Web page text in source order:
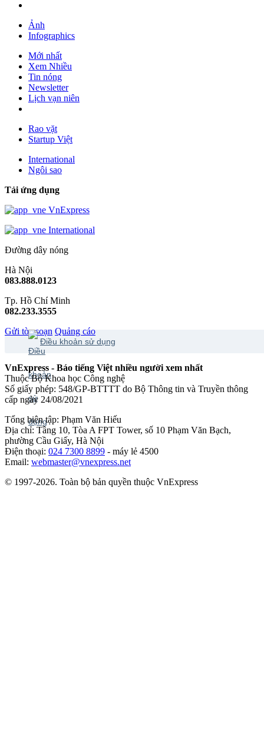
Ảnh
Infographics
Mới nhất
Xem Nhiều
Tin nóng
Newsletter
Lịch vạn niên
Rao vặt
Startup Việt
International
Ngôi sao
Tải ứng dụng
VnExpress
International
Đường dây nóng
Hà Nội
083.888.0123
Tp. Hồ Chí Minh
082.233.3555
Gửi tòa soạn Quảng cáo
Điều khoản sử dụng
VnExpress - Báo tiếng Việt nhiều người xem nhất
Thuộc Bộ Khoa học Công nghệ
Số giấy phép: 548/GP-BTTTT do Bộ Thông tin và Truyền thông
cấp ngày 24/08/2021
Tổng biên tập: Phạm Văn Hiếu
Địa chỉ: Tầng 10, Tòa A FPT Tower, số 10 Phạm Văn Bạch,
phường Cầu Giấy, Hà Nội
Điện thoại: 024 7300 8899 - máy lẻ 4500
Email: webmaster@vnexpress.net
© 1997-2026. Toàn bộ bản quyền thuộc VnExpress